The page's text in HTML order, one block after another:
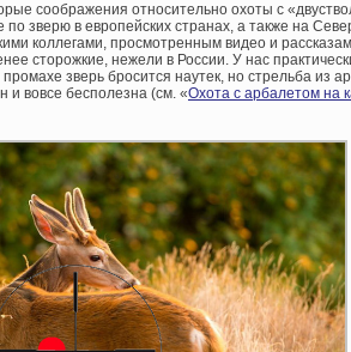
соображения относительно охоты с
зверю в европейских странах, а также на
коллегами, просмотренным видео и
сторожкие, нежели в России. У нас
промахе зверь бросится наутек, но стрельба
и вовсе бесполезна (см. «Охота с арбалетом на